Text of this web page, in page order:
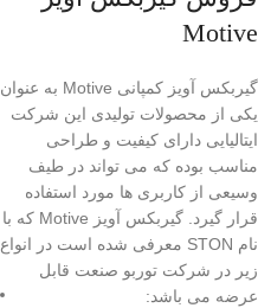
Motive
گیربکس آویز کمپانی Motive به عنوان
یکی از محصولات تولیدی این شرکت
ایتالیایی دارای کیفیت و طراحی
مناسب بوده که می تواند در طیف
وسیعی از کاربری ها مورد استفاده
قرار گیرد. گیربکس آویز Motive که با
نام STON معرفی شده است در انواع
زیر در شرکت توربو صنعت قابل
عرضه می باشد: